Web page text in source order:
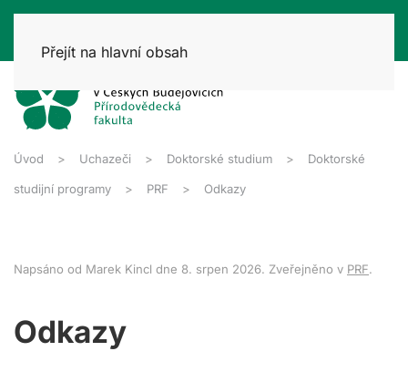
Přejít na hlavní obsah
Úvod Uchazeči Doktorské studium Doktorské
studijní programy PRF Odkazy
Napsáno od Marek Kincl dne 8. srpen 2026. Zveřejněno v PRF.
Odkazy